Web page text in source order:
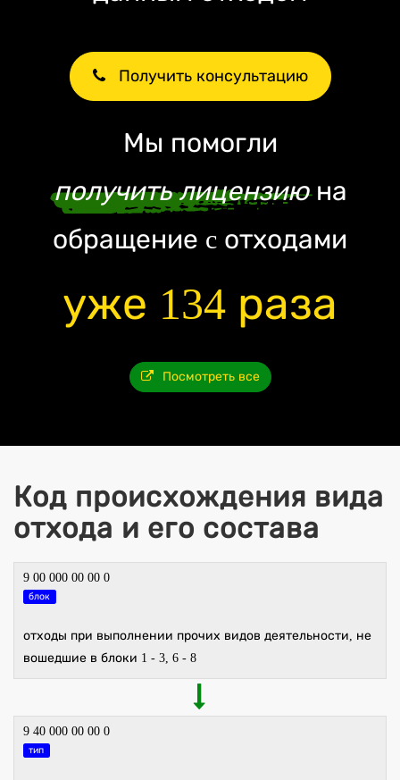
Получить консультацию
Мы помогли
получить лицензиюна
обращение c отходами
уже 134 раза
Посмотреть все
Код происхождения вида
отхода и его состава
9 00 000 00 00 0
блок
отходы при выполнении прочих видов деятельности, не
вошедшие в блоки 1 - 3, 6 - 8
9 40 000 00 00 0
тип